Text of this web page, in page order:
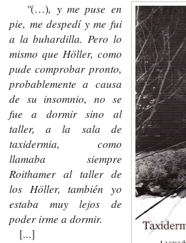
"(…), y me puse en
pie, me despedí y me fui
a la buhardilla. Pero lo
mismo que Höller, como
pude comprobar pronto,
probablemente a causa
de su insomnio, no se
fue a dormir sino al
taller, a la sala de
taxidermia, como
llamaba siempre
Roithamer al taller de
los Höller, también yo
estaba muy lejos de
poder irme a dormir.
[...]